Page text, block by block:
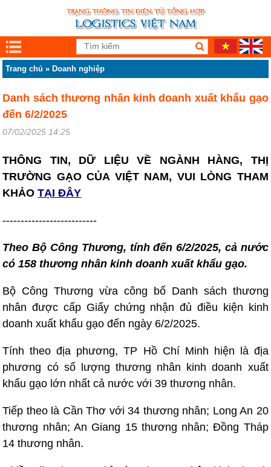
Trang chủ » Doanh nghiệp
Danh sách thương nhân kinh doanh xuất khẩu gạo
đến 6/2/2025
07/02/2025 14:25
THÔNG TIN, DỮ LIỆU VỀ NGÀNH HÀNG, THỊ
TRƯỜNG GẠO CỦA VIỆT NAM, VUI LÒNG THAM
KHẢOTẠI ĐÂY
--------------------------
Theo Bộ Công Thương, tính đến 6/2/2025, cả nước
có 158 thương nhân kinh doanh xuất khẩu gạo.
Bộ Công Thương vừa công bố Danh sách thương
nhân được cấp Giấy chứng nhận đủ điều kiện kinh
doanh xuất khẩu gạo đến ngày 6/2/2025.
Tính theo địa phương, TP Hồ Chí Minh hiện là địa
phương có số lượng thương nhân kinh doanh xuất
khẩu gạo lớn nhất cả nước với 39 thương nhân.
Tiếp theo là Cần Thơ với 34 thương nhân; Long An 20
thương nhân; An Giang 15 thương nhân; Đồng Tháp
14 thương nhân.